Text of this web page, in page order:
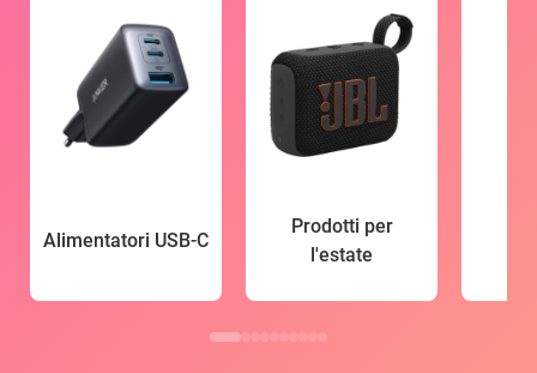
Alimentatori USB-C
Prodotti per
l'estate